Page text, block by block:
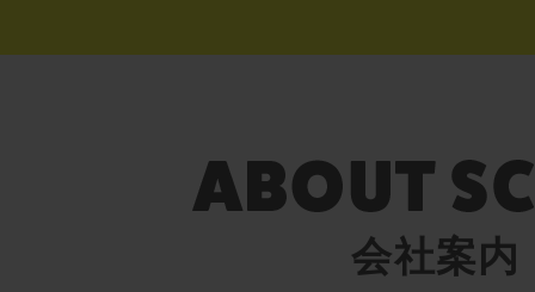
会社案内